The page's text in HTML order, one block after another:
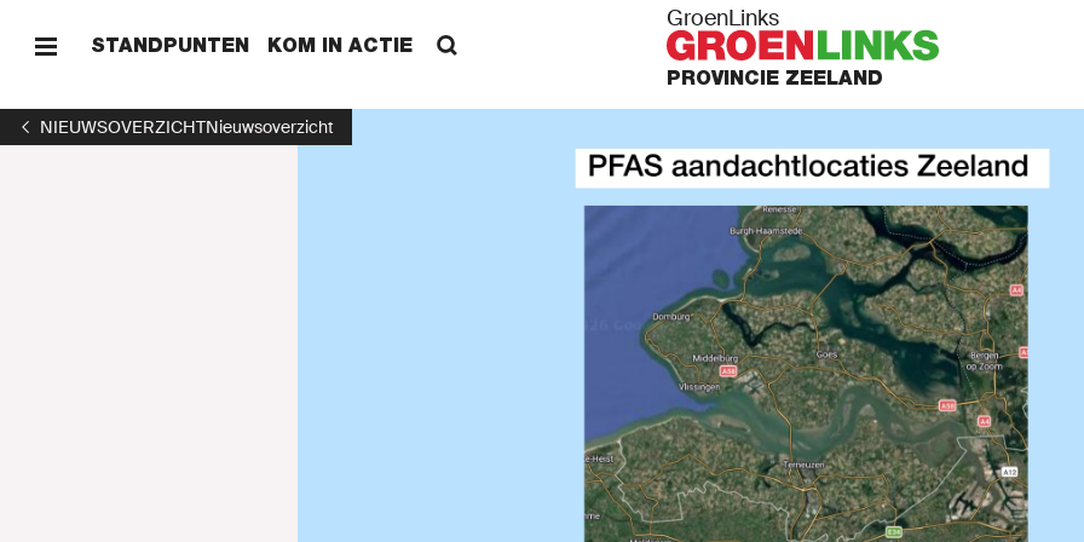
STANDPUNTEN KOM IN ACTIE
GroenLinks
PROVINCIE ZEELAND
NIEUWSOVERZICHTNieuwsoverzicht
STANDPUNTEN
KOM IN ACTIE